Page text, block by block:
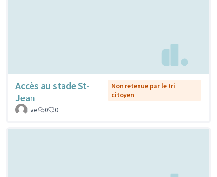
Accès au stade St-
Jean
Non retenue par le tri
citoyen
Eve
0 0